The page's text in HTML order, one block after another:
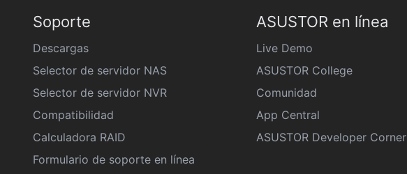
Soporte
Descargas
Selector de servidor NAS
Selector de servidor NVR
Compatibilidad
Calculadora RAID
Formulario de soporte en línea
ASUSTOR en línea
Live Demo
ASUSTOR College
Comunidad
App Central
ASUSTOR Developer Corner